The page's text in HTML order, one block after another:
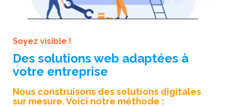
Soyez visible !
Des solutions web adaptées à
votre entreprise
Nous construisons des solutions digitales
sur mesure. Voici notre méthode :